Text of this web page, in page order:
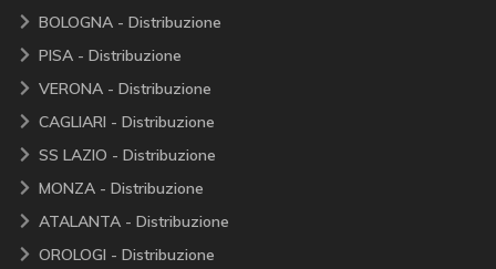
BOLOGNA - Distribuzione
PISA - Distribuzione
VERONA - Distribuzione
CAGLIARI - Distribuzione
SS LAZIO - Distribuzione
MONZA - Distribuzione
ATALANTA - Distribuzione
OROLOGI - Distribuzione